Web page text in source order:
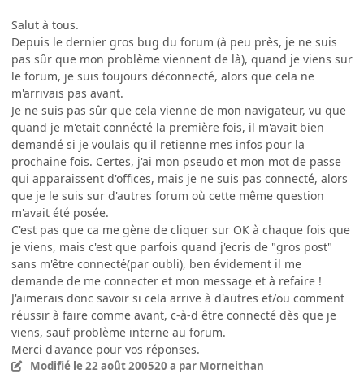
Salut à tous.
Depuis le dernier gros bug du forum (à peu près, je ne suis
pas sûr que mon problème viennent de là), quand je viens sur
le forum, je suis toujours déconnecté, alors que cela ne
m'arrivais pas avant.
Je ne suis pas sûr que cela vienne de mon navigateur, vu que
quand je m'etait connécté la première fois, il m'avait bien
demandé si je voulais qu'il retienne mes infos pour la
prochaine fois. Certes, j'ai mon pseudo et mon mot de passe
qui apparaissent d'offices, mais je ne suis pas connecté, alors
que je le suis sur d'autres forum où cette même question
m'avait été posée.
C'est pas que ca me gène de cliquer sur OK à chaque fois que
je viens, mais c'est que parfois quand j'ecris de "gros post"
sans m'être connecté(par oubli), ben évidement il me
demande de me connecter et mon message et à refaire !
J'aimerais donc savoir si cela arrive à d'autres et/ou comment
réussir à faire comme avant, c-à-d être connecté dès que je
viens, sauf problème interne au forum.
Merci d'avance pour vos réponses.
Modifié le 22 août 200520 a par Morneithan